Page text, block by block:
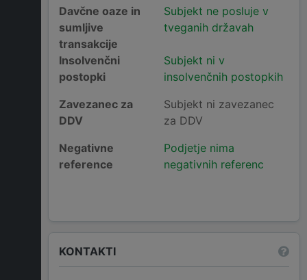
Davčne oaze in
sumljive
transakcije
Subjekt ne posluje v
tveganih državah
Insolvenčni
postopki
Subjekt ni v
insolvenčnih postopkih
Zavezanec za
DDV
Subjekt ni zavezanec
za DDV
Negativne
reference
Podjetje nima
negativnih referenc
KONTAKTI